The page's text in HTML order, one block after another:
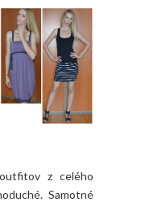
z celého
Samotné